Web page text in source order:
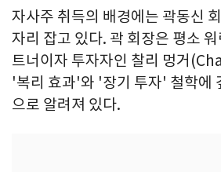
자사주 취득의 배경에는 곽동신
자리 잡고 있다. 곽 회장은 평소
트너이자 투자자인 찰리 멍거
'복리 효과'와 '장기 투자' 철학에
으로 알려져 있다.